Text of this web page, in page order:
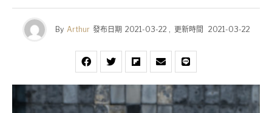
By Arthur 發布日期 2021-03-22 , 更新時間 2021-03-22